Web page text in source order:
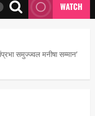
WATCH
समुज्ज्वल मनीषा सम्मान’